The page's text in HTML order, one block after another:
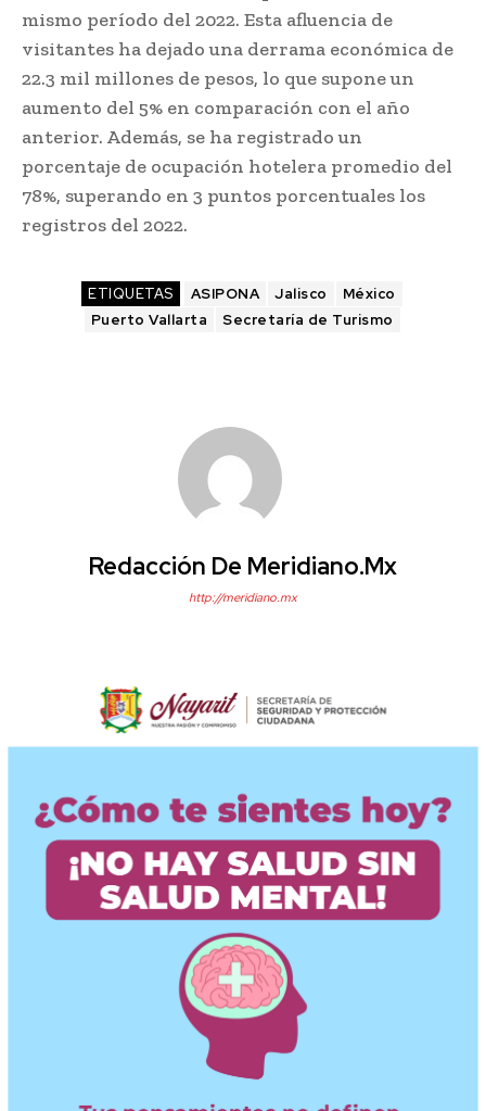
mismo período del 2022. Esta afluencia de
visitantes ha dejado una derrama económica de
22.3 mil millones de pesos, lo que supone un
aumento del 5% en comparación con el año
anterior. Además, se ha registrado un
porcentaje de ocupación hotelera promedio del
78%, superando en 3 puntos porcentuales los
registros del 2022.
ETIQUETAS ASIPONA Jalisco
México
Puerto Vallarta
Secretaría de Turismo
Redacción De Meridiano.mx
http://meridiano.mx